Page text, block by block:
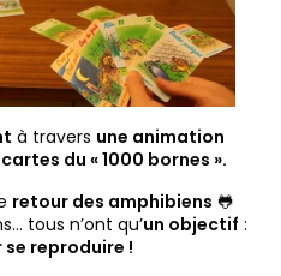
à travers une animation
du « 1000 bornes ».
retour des amphibiens 🐸
tous n’ont qu’un objectif :
se reproduire !